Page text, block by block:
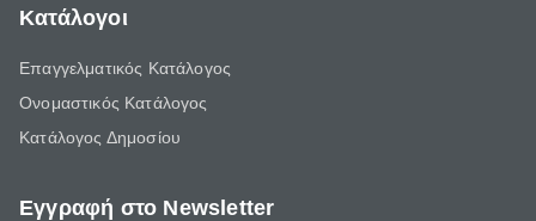
Κατάλογοι
Επαγγελματικός Κατάλογος
Ονομαστικός Κατάλογος
Κατάλογος Δημοσίου
Εγγραφή στο Newsletter